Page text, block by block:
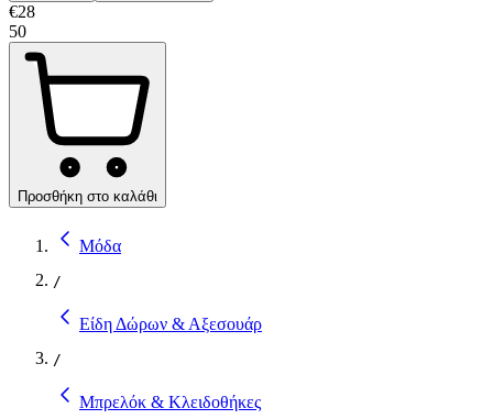
€28
50
Προσθήκη στο καλάθι
Μόδα
/
Είδη Δώρων & Αξεσουάρ
/
Μπρελόκ & Κλειδοθήκες